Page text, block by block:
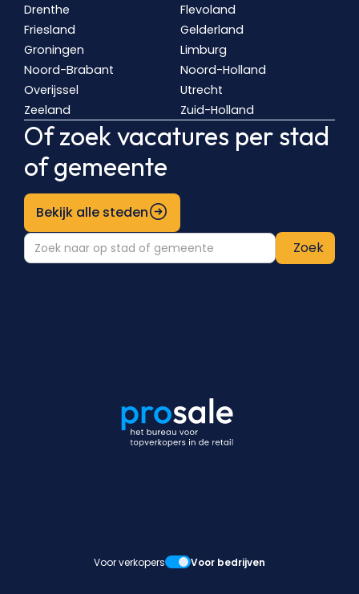
Drenthe
Flevoland
Friesland
Gelderland
Groningen
Limburg
Noord-Brabant
Noord-Holland
Overijssel
Utrecht
Zeeland
Zuid-Holland
Of zoek vacatures per stad
of gemeente
Bekijk alle steden
Voor verkopers Voor bedrijven